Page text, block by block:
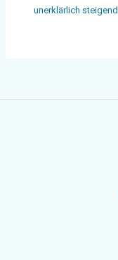
unerklärlich